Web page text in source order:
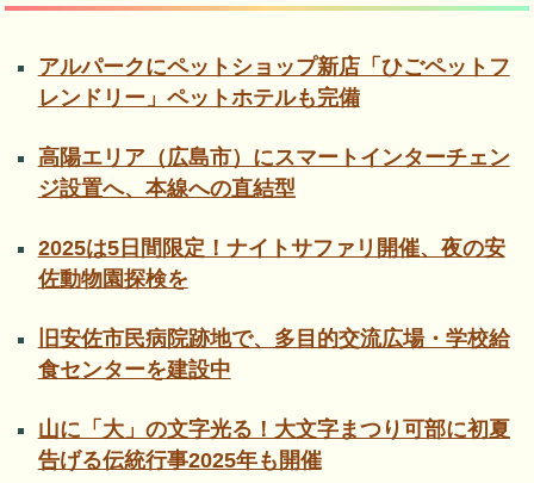
アルパークにペットショップ新店「ひごペットフ
レンドリー」ペットホテルも完備
高陽エリア（広島市）にスマートインターチェン
ジ設置へ、本線への直結型
2025は5日間限定！ナイトサファリ開催、夜の安
佐動物園探検を
旧安佐市民病院跡地で、多目的交流広場・学校給
食センターを建設中
山に「大」の文字光る！大文字まつり可部に初夏
告げる伝統行事2025年も開催